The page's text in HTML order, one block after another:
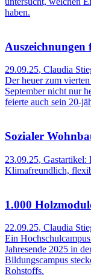
haben.
Auszeichnungen
29.09.25, Claudia
Der heuer zum
September nicht nur
feierte auch sein 20-
Sozialer
23.09.25, Gastartikel:
Klimafreundlich,
1.000
22.09.25, Claudia
Ein
Jahresende 2025 in
Bildungscampus
Rohstoffs.